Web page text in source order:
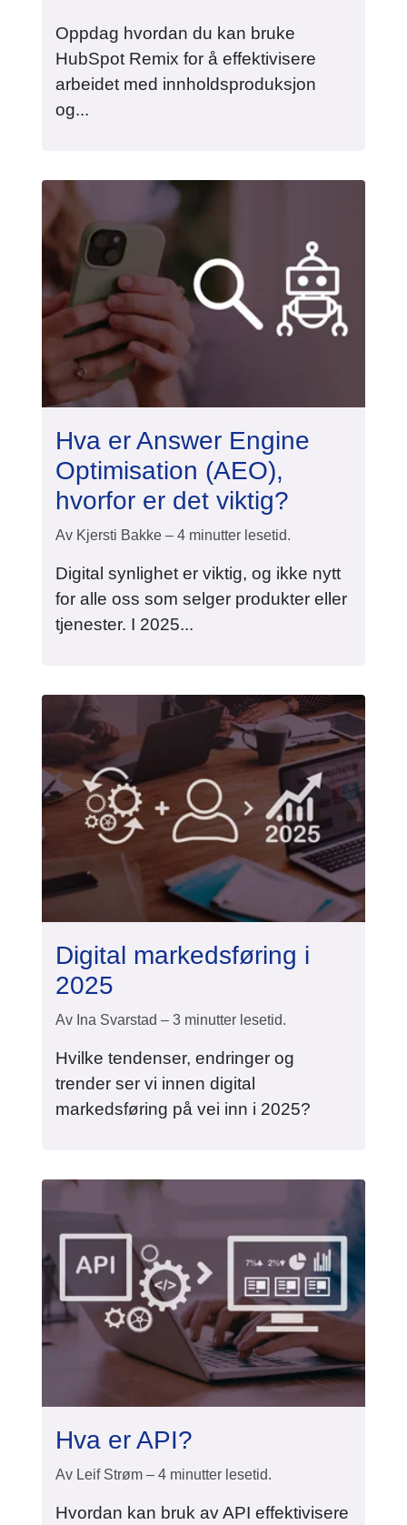
Oppdag hvordan du kan bruke
HubSpot Remix for å effektivisere
arbeidet med innholdsproduksjon
og...
Hva er Answer Engine
Optimisation (AEO),
hvorfor er det viktig?
Av Kjersti Bakke – 4 minutter lesetid.
Digital synlighet er viktig, og ikke nytt
for alle oss som selger produkter eller
tjenester. I 2025...
Digital markedsføring i
2025
Av Ina Svarstad – 3 minutter lesetid.
Hvilke tendenser, endringer og
trender ser vi innen digital
markedsføring på vei inn i 2025?
Hva er API?
Av Leif Strøm – 4 minutter lesetid.
Hvordan kan bruk av API effektivisere